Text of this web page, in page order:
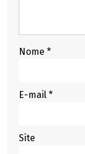
Nome *
E-mail *
Site